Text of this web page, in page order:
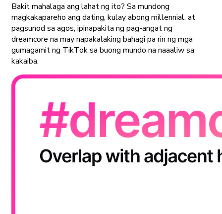
Bakit mahalaga ang lahat ng ito? Sa mundong
magkakapareho ang dating, kulay abong millennial, at
pagsunod sa agos, ipinapakita ng pag-angat ng
dreamcore na may napakalaking bahagi pa rin ng mga
gumagamit ng TikTok sa buong mundo na naaaliw sa
kakaiba.